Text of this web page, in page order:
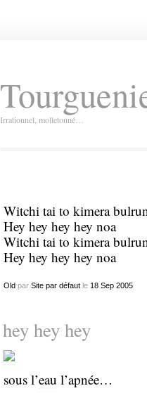
Irrationnel, molletonné…
Witchi tai to kimera
Hey hey hey hey noa
Witchi tai to kimera
Hey hey hey hey noa
Oldpar Site par défautle 18 Sep 2005
hey hey hey
sous l’eau l’apnée…